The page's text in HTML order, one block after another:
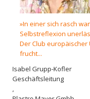
»In einer sich rasch
Selbstreflexion
Der Club
frucht...
Isabel Grupp-Kofler
Geschäftsleitung
,